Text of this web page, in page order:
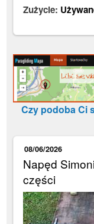
Zużycie:
Czy podoba Ci
08/06/2026
Napęd
części